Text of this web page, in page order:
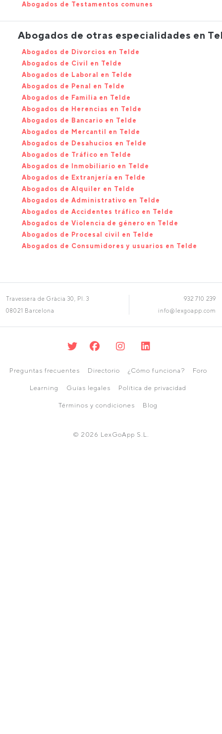
Abogados de Testamentos comunes
Abogados de otras especialidades en
Abogados de Divorcios en Telde
Abogados de Civil en Telde
Abogados de Laboral en Telde
Abogados de Penal en Telde
Abogados de Familia en Telde
Abogados de Herencias en Telde
Abogados de Bancario en Telde
Abogados de Mercantil en Telde
Abogados de Desahucios en Telde
Abogados de Tráfico en Telde
Abogados de Inmobiliario en Telde
Abogados de Extranjería en Telde
Abogados de Alquiler en Telde
Abogados de Administrativo en Telde
Abogados de Accidentes tráfico en Telde
Abogados de Violencia de género en Telde
Abogados de Procesal civil en Telde
Abogados de Consumidores y usuarios en Telde
Travessera de Gràcia 30, Pl. 3
08021 Barcelona
932 710 239
info@lexgoapp.com
Preguntas frecuentes Directorio ¿Cómo funciona? Foro
Learning Guías legales Política de privacidad
Términos y condiciones Blog
© 2026 LexGoApp S.L.